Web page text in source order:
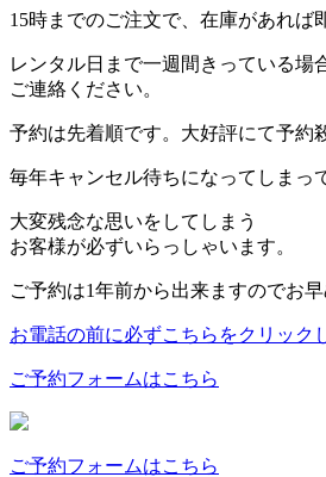
15時までのご注文で、在庫があれば
レンタル日まで一週間きっている場
ご連絡ください。
予約は先着順です。大好評にて予約
毎年キャンセル待ちになってしまっ
大変残念な思いをしてしまう
お客様が必ずいらっしゃいます。
ご予約は1年前から出来ますのでお早
お電話の前に必ずこちらをクリック
ご予約フォームはこちら
ご予約フォームはこちら